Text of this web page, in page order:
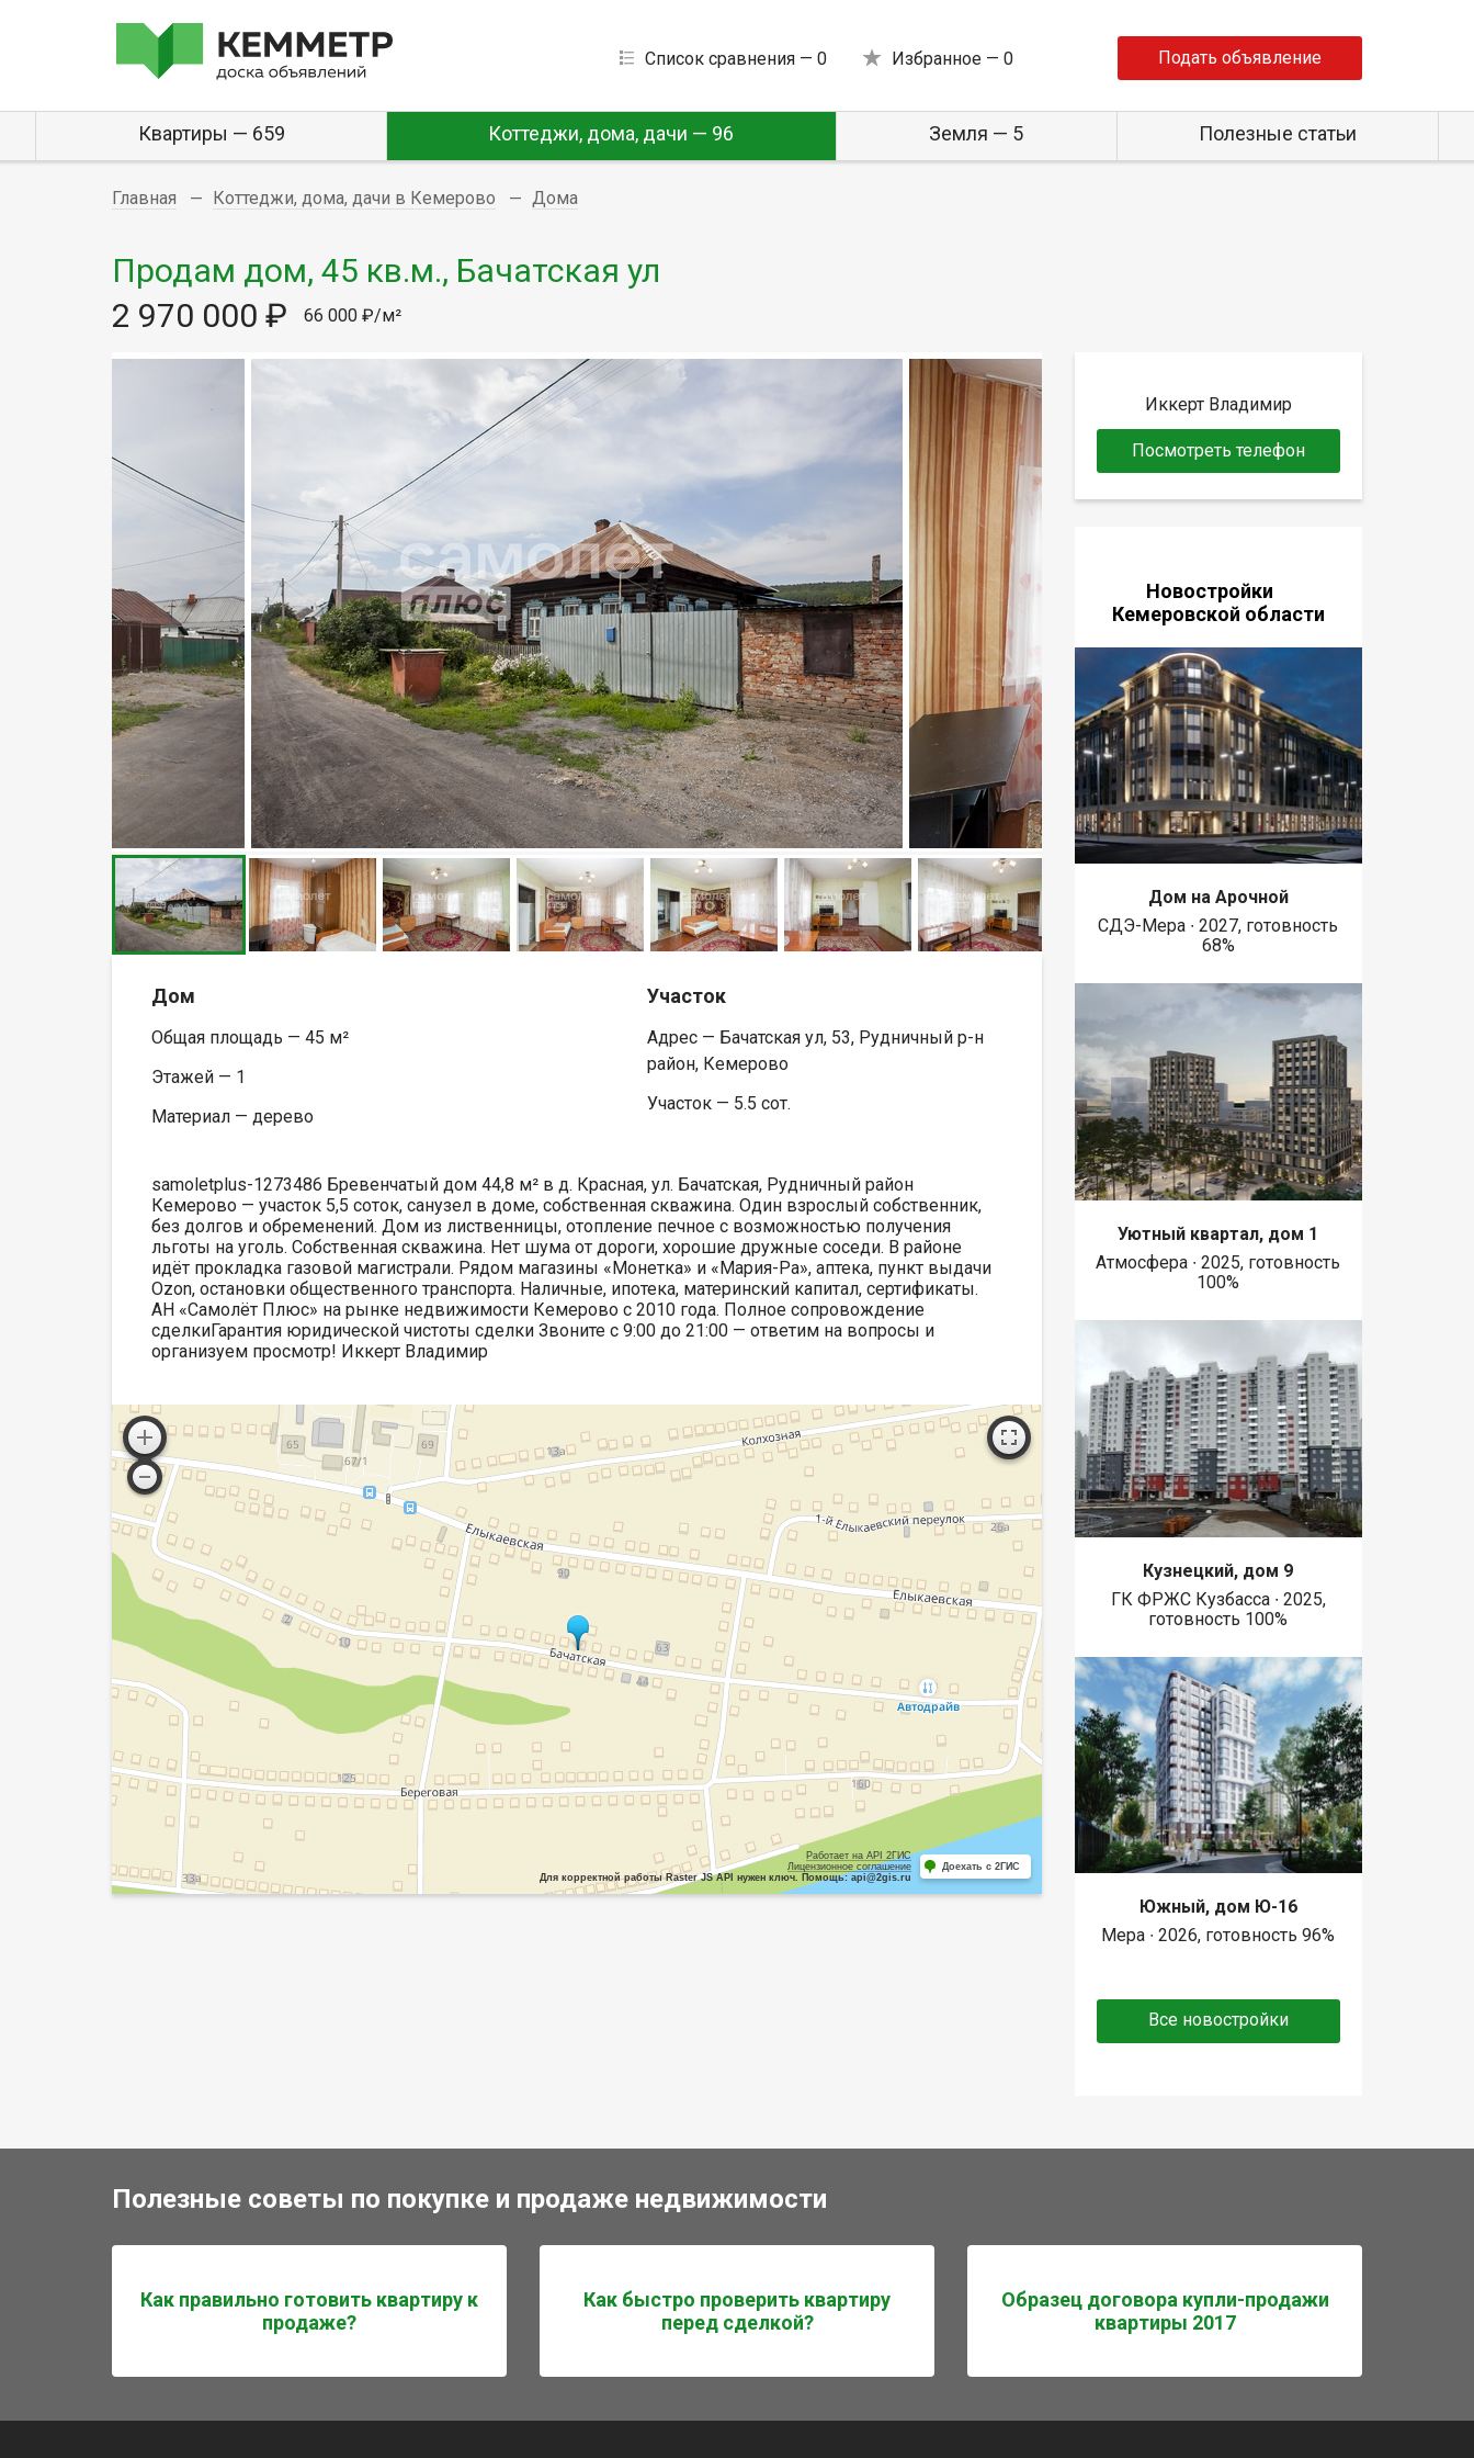
Список сравнения — 0 Избранное — 0 Подать объявление
Квартиры — 659 Коттеджи, дома, дачи — 96 Земля — 5 Полезные статьи
Главная Коттеджи, дома, дачи в Кемерово Дома
Продам дом, 45 кв.м., Бачатская ул
2 970 000 ₽
66 000 ₽/м²
Дом
Общая площадь — 45 м²
Этажей — 1
Материал — дерево
Участок
Адрес — Бачатская ул, 53, Рудничный р-н
район, Кемерово
Участок — 5.5 сот.
samoletplus-1273486 Бревенчатый дом 44,8 м² в д. Красная, ул. Бачатская, Рудничный район
Кемерово — участок 5,5 соток, санузел в доме, собственная скважина. Один взрослый собственник,
без долгов и обременений. Дом из лиственницы, отопление печное с возможностью получения
льготы на уголь. Собственная скважина. Нет шума от дороги, хорошие дружные соседи. В районе
идёт прокладка газовой магистрали. Рядом магазины «Монетка» и «Мария-Ра», аптека, пункт выдачи
Ozon, остановки общественного транспорта. Наличные, ипотека, материнский капитал, сертификаты.
АН «Самолёт Плюс» на рынке недвижимости Кемерово с 2010 года. Полное сопровождение
сделкиГарантия юридической чистоты сделки Звоните с 9:00 до 21:00 — ответим на вопросы и
организуем просмотр! Иккерт Владимир
Работает на API 2ГИС
Лицензионное соглашение
Для корректной работы Raster JS API нужен ключ. Помощь: api@2gis.ru
Доехать с 2ГИС
Иккерт Владимир
Посмотреть телефон
Новостройки
Кемеровской области
Дом на Арочной
СДЭ-Мера ∙ 2027, готовность
68%
Уютный квартал, дом 1
Атмосфера ∙ 2025, готовность
100%
Кузнецкий, дом 9
ГК ФРЖС Кузбасса ∙ 2025,
готовность 100%
Южный, дом Ю-16
Мера ∙ 2026, готовность 96%
Все новостройки
Полезные советы по покупке и продаже недвижимости
Как правильно готовить квартиру к
продаже?
Как быстро проверить квартиру
перед сделкой?
Образец договора купли-продажи
квартиры 2017